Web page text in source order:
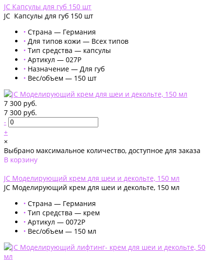
JС Капсулы для губ 150 шт
JС Капсулы для губ 150 шт
• Страна — Германия
• Для типов кожи — Всех типов
• Тип средства — капсулы
• Артикул — 027Р
• Назначение — Для губ
• Вес/объем — 150 шт
7 300 руб.
7 300 руб.
-
+
×
Выбрано максимальное количество, доступное для заказа
В корзину
JC Моделирующий крем для шеи и декольте, 150 мл
JC Моделирующий крем для шеи и декольте, 150 мл
• Страна — Германия
• Тип средства — крем
• Артикул — 0072P
• Вес/объем — 150 мл